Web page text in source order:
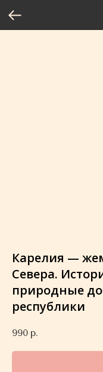
Карелия —
Севера.
природные
республики
990 р.